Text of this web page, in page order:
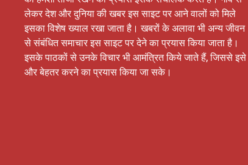
लेकर देश और दुनिया की खबर इस साइट पर आने वालों को मिले
इसका विशेष ख्याल रखा जाता है। खबरों के अलावा भी अन्य जीवन
से संबंधित समाचार इस साइट पर देने का प्रयास किया जाता है।
इसके पाठकों से उनके विचार भी आमंत्रित किये जाते हैं, जिससे इसे
और बेहतर करने का प्रयास किया जा सके।